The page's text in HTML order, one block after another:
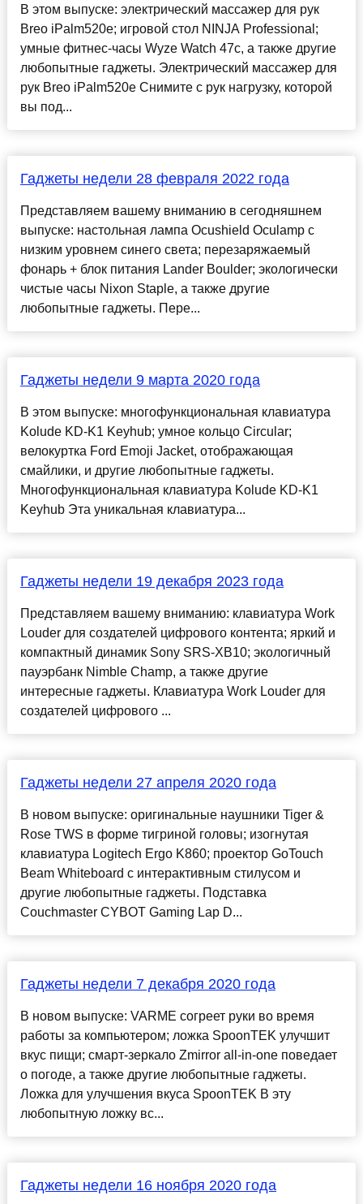
В этом выпуске: электрический массажер для рук
Breo iPalm520e; игровой стол NINJA Professional;
умные фитнес-часы Wyze Watch 47c, а также другие
любопытные гаджеты. Электрический массажер для
рук Breo iPalm520e Снимите с рук нагрузку, которой
вы под...
Гаджеты недели 28 февраля 2022 года
Представляем вашему вниманию в сегодняшнем
выпуске: настольная лампа Ocushield Oculamp с
низким уровнем синего света; перезаряжаемый
фонарь + блок питания Lander Boulder; экологически
чистые часы Nixon Staple, а также другие
любопытные гаджеты. Пере...
Гаджеты недели 9 марта 2020 года
В этом выпуске: многофункциональная клавиатура
Kolude KD-K1 Keyhub; умное кольцо Circular;
велокуртка Ford Emoji Jacket, отображающая
смайлики, и другие любопытные гаджеты.
Многофункциональная клавиатура Kolude KD-K1
Keyhub Эта уникальная клавиатура...
Гаджеты недели 19 декабря 2023 года
Представляем вашему вниманию: клавиатура Work
Louder для создателей цифрового контента; яркий и
компактный динамик Sony SRS-XB10; экологичный
пауэрбанк Nimble Champ, а также другие
интересные гаджеты. Клавиатура Work Louder для
создателей цифрового ...
Гаджеты недели 27 апреля 2020 года
В новом выпуске: оригинальные наушники Tiger &
Rose TWS в форме тигриной головы; изогнутая
клавиатура Logitech Ergo K860; проектор GoTouch
Beam Whiteboard с интерактивным стилусом и
другие любопытные гаджеты. Подставка
Couchmaster CYBOT Gaming Lap D...
Гаджеты недели 7 декабря 2020 года
В новом выпуске: VARME согреет руки во время
работы за компьютером; ложка SpoonTEK улучшит
вкус пищи; смарт-зеркало Zmirror all-in-one поведает
о погоде, а также другие любопытные гаджеты.
Ложка для улучшения вкуса SpoonTEK В эту
любопытную ложку вс...
Гаджеты недели 16 ноября 2020 года